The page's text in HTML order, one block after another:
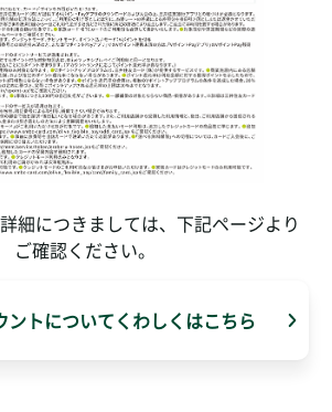
細につきましては、下記ページより
ご確認ください。
ントについてくわしくはこちら